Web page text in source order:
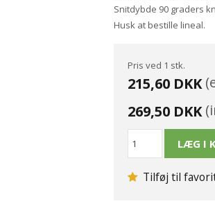
Snitdybde 90 graders
Husk at bestille lineal.
Pris ved 1 stk.
215,60 DKK
269,50 DKK
Tilføj til